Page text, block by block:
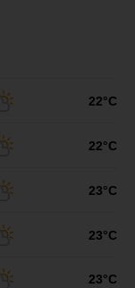
22°C
22°C
23°C
23°C
23°C